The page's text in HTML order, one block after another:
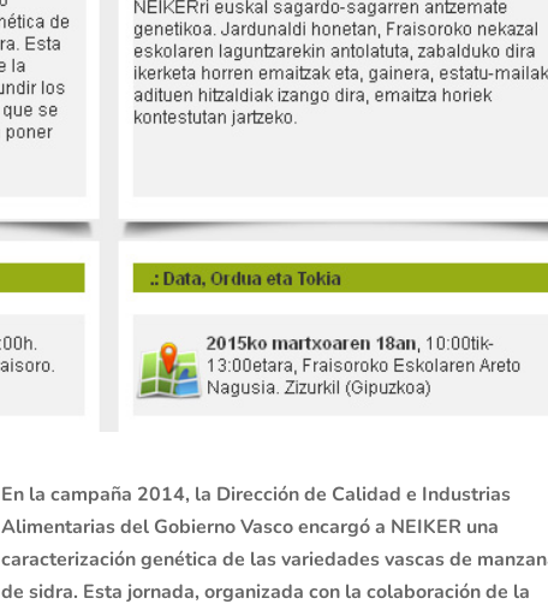
En la campaña 2014, la Dirección de Calidad e Industrias
Alimentarias del Gobierno Vasco encargó a NEIKER una
caracterización genética de las variedades vascas de
de sidra. Esta jornada, organizada con la colaboración de la